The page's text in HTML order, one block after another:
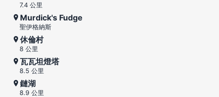
7.4 公里
Murdick's Fudge
聖伊格納斯
休倫村
8 公里
瓦瓦坦燈塔
8.5 公里
鏈湖
8.9 公里